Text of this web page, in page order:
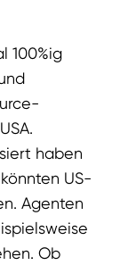
100%ig
haben
US-
Agenten
Ob